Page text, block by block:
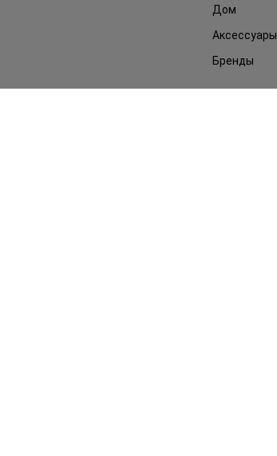
Дом
Аксессуары
Бренды